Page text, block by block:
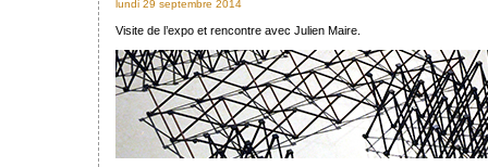
lundi 29 septembre 2014
Visite de l’expo et rencontre avec Julien Maire.